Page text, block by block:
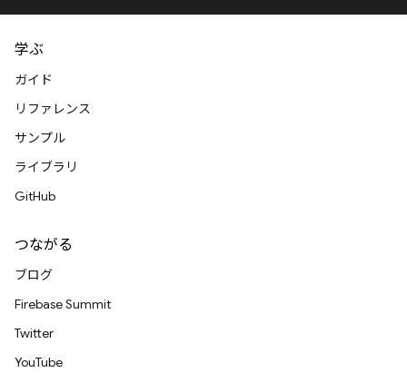
学ぶ
ガイド
リファレンス
サンプル
ライブラリ
GitHub
つながる
ブログ
Firebase Summit
Twitter
YouTube